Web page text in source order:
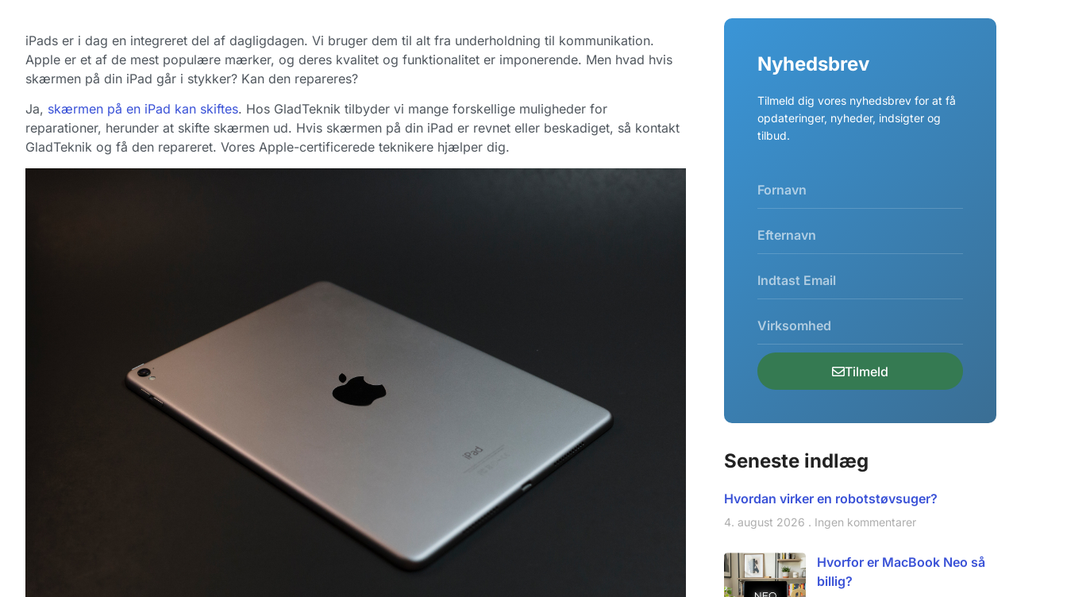
iPads er i dag en integreret del af dagligdagen. Vi bruger dem til alt fra underholdning til kommunikation.
Apple er et af de mest populære mærker, og deres kvalitet og funktionalitet er imponerende. Men hvad hvis
skærmen på din iPad går i stykker? Kan den repareres?
Ja, skærmen på en iPad kan skiftes. Hos GladTeknik tilbyder vi mange forskellige muligheder for
reparationer, herunder at skifte skærmen ud. Hvis skærmen på din iPad er revnet eller beskadiget, så kontakt
GladTeknik og få den repareret. Vores Apple-certificerede teknikere hjælper dig.
Nyhedsbrev
Tilmeld dig vores nyhedsbrev for at få
opdateringer, nyheder, indsigter og
tilbud.
Tilmeld
Seneste indlæg
Hvordan virker en robotstøvsuger?
4. august 2026 Ingen kommentarer
Hvorfor er MacBook Neo så
billig?